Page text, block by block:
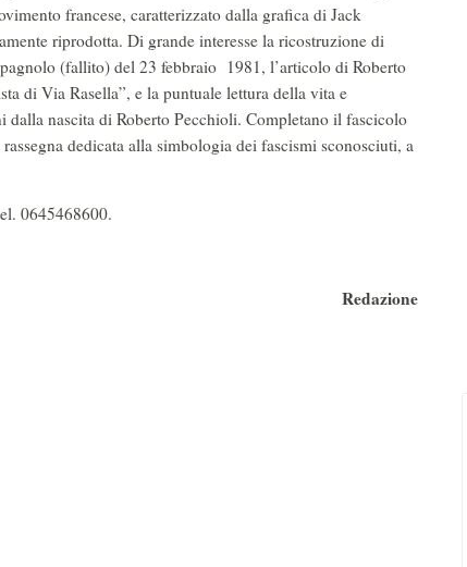
francese, caratterizzato dalla grafica di Jack
riprodotta. Di grande interesse la ricostruzione di
(fallito) del 23 febbraio 1981, l’articolo di Roberto
di Via Rasella”, e la puntuale lettura della vita e
dalla nascita di Roberto Pecchioli. Completano il fascicolo
dedicata alla simbologia dei fascismi sconosciuti, a
0645468600.
Redazione